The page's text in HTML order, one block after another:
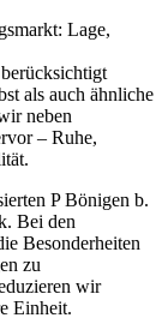
Lage,
als auch ähnliche
neben
– Ruhe,
P Bönigen b.
Bei den
Besonderheiten
zu
wir
Einheit.